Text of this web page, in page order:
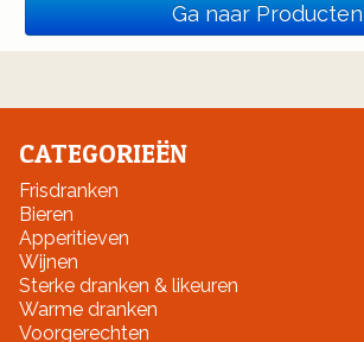
Ga naar Producten
CATEGORIEËN
Frisdranken
Bieren
Apperitieven
Wijnen
Sterke dranken & likeuren
Warme dranken
Voorgerechten